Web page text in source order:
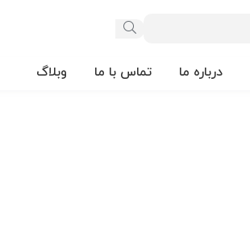
درباره ما تماس با ما وبلاگ